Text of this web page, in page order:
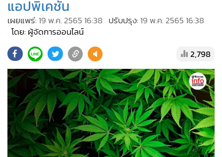
• บันเทิง
ผู้จัดการรายวัน
• ละคร
• CbizReview
•
Cyber BIZ
• ผู้จัดกวน
• Good health & Well-being
• Green Innovation & SD
• Management & HR
แอปพิเคชั่น
เผยแพร่: 19 พ.ค. 2565 16:38 ปรับปรุง: 19 พ.ค. 2565 16:38
โดย: ผู้จัดการออนไลน์
2,798